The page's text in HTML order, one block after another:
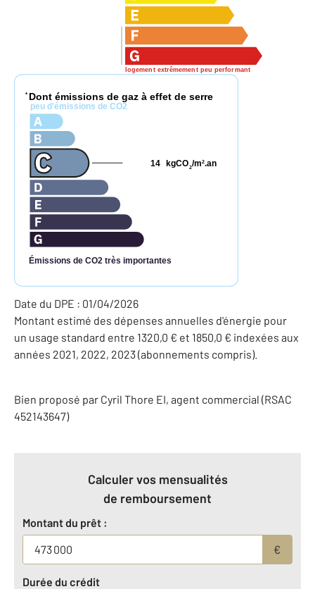
logement extrêmement peu performant
* Dont émissions de gaz à effet de serre
peu d'émissions de CO2
Émissions de CO2 très importantes
kgCO2/m2.an
14
Date du DPE : 01/04/2026
Montant estimé des dépenses annuelles d'énergie pour
un usage standard entre 1320,0 € et 1850,0 € indexées aux
années 2021, 2022, 2023 (abonnements compris).
Bien proposé par Cyril Thore EI, agent commercial (RSAC
452143647)
Calculer vos mensualités
de remboursement
Montant du prêt :
€
Durée du crédit